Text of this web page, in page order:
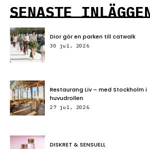
SENASTE
Dior gör en parken till catwalk
30 jul, 2026
Restaurang Liv – med Stockholm i
huvudrollen
27 jul, 2026
DISKRET & SENSUELL